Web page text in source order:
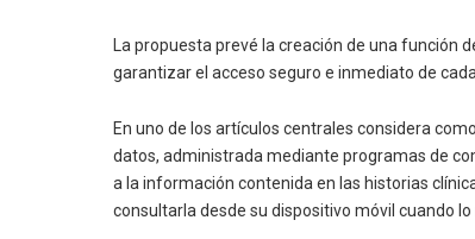
La propuesta prevé la creación de una función
garantizar el acceso seguro e inmediato de
En uno de los artículos centrales considera
datos, administrada mediante programas de
a la información contenida en las historias
consultarla desde su dispositivo móvil cuando lo